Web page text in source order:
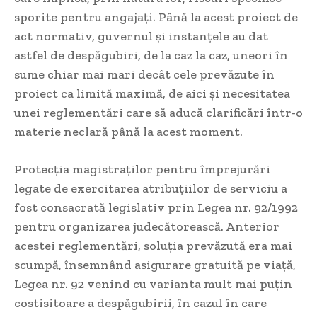
sporite pentru angajaţi. Până la acest proiect de
act normativ, guvernul și instanțele au dat
astfel de despăgubiri, de la caz la caz, uneori în
sume chiar mai mari decât cele prevăzute în
proiect ca limită maximă, de aici și necesitatea
unei reglementări care să aducă clarificări într-o
materie neclară până la acest moment.
Protecţia magistraţilor pentru împrejurări
legate de exercitarea atribuţiilor de serviciu a
fost consacrată legislativ prin Legea nr. 92/1992
pentru organizarea judecătorească. Anterior
acestei reglementări, soluția prevăzută era mai
scumpă, însemnând asigurare gratuită pe viață,
Legea nr. 92 venind cu varianta mult mai puţin
costisitoare a despăgubirii, în cazul în care